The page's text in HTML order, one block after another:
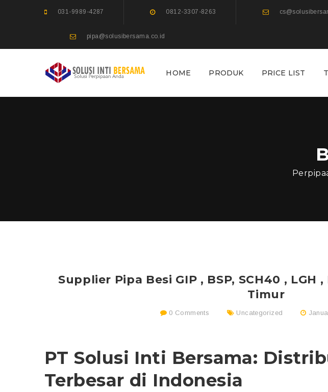
031-9989-4287 0812-3307-8263
pipa@solusibersama.co.id
HOME PRODUK PRICE LIST
Supplier Pipa Besi GIP , BSP, SCH40 , LGH
Timur
0 Comments Uncategorized
PT Solusi Inti Bersama:
Terbesar di Indonesia